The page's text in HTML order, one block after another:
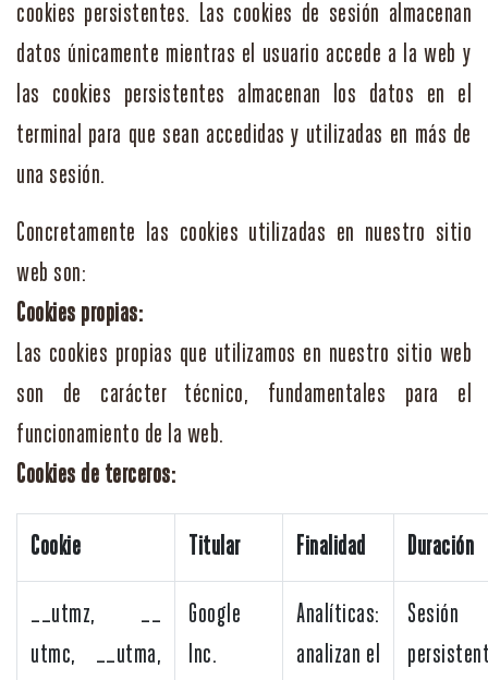
cookies persistentes. Las cookies de sesión almacenan
datos únicamente mientras el usuario accede a la web y
las cookies persistentes almacenan los datos en el
terminal para que sean accedidas y utilizadas en más de
una sesión.
Concretamente las cookies utilizadas en nuestro sitio
web son:
Cookies propias:
Las cookies propias que utilizamos en nuestro sitio web
son de carácter técnico, fundamentales para el
funcionamiento de la web.
Cookies de terceros:
Cookie Titular Finalidad Duración
__utmz, __
utmc, __utma,
Google
Inc.
Analíticas:
analizan el